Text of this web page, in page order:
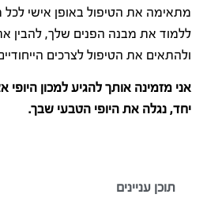
מתאימה את הטיפול באופן אישי
ללמוד את מבנה הפנים שלך, להבין
ולהתאים את הטיפול לצרכים
אני מזמינה אותך להגיע למכון היופי
יחד, נגלה את היופי הטבעי שבך.
תוכן עניינים